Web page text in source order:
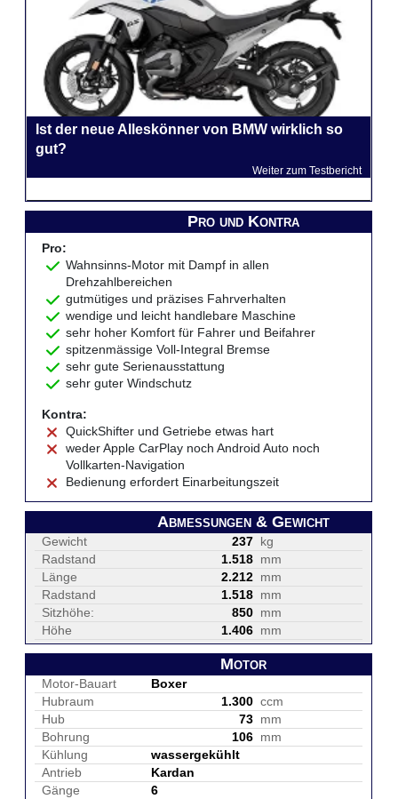
Ist der neue Alleskönner von BMW wirklich so
gut?
Weiter zum Testbericht
Pro und Kontra
Pro:
Wahnsinns-Motor mit Dampf in allen
Drehzahlbereichen
gutmütiges und präzises Fahrverhalten
wendige und leicht handlebare Maschine
sehr hoher Komfort für Fahrer und Beifahrer
spitzenmässige Voll-Integral Bremse
sehr gute Serienausstattung
sehr guter Windschutz
Kontra:
QuickShifter und Getriebe etwas hart
weder Apple CarPlay noch Android Auto noch
Vollkarten-Navigation
Bedienung erfordert Einarbeitungszeit
Abmessungen & Gewicht
Gewicht 237 kg
Radstand
1.518 mm
Länge
2.212 mm
Radstand
1.518 mm
Sitzhöhe:
850 mm
Höhe
1.406 mm
Motor
Motor-Bauart
Boxer
Hubraum
1.300 ccm
Hub
73 mm
Bohrung
106 mm
Kühlung
wassergekühlt
Antrieb
Kardan
Gänge
6